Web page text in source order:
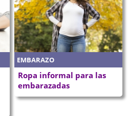
EMBARAZO
Ropa informal para las
embarazadas